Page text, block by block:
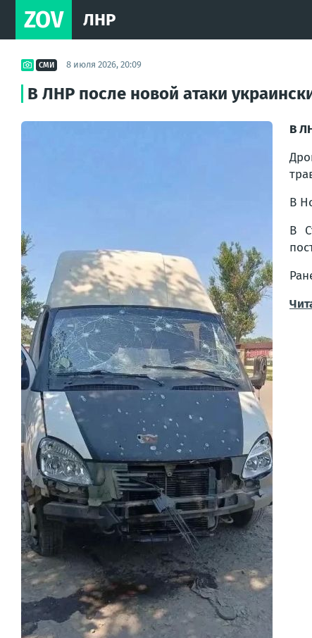
ZOV ЛНР
СМИ 8 июля 2026, 20:09
В ЛНР после новой атаки
В
В
В